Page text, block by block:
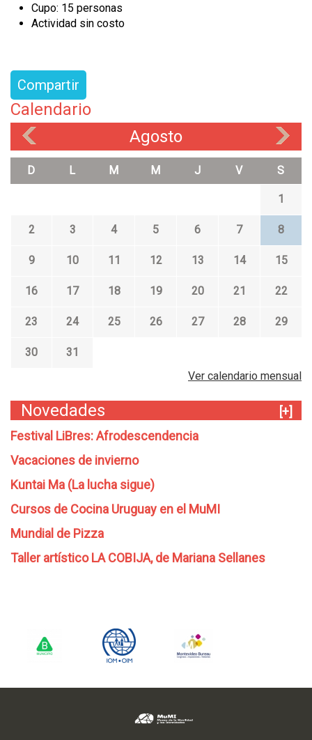
Cupo: 15 personas
Actividad sin costo
Compartir
Calendario
Agosto
D L M M J V S
1
2 3 4 5 6 7 8
9 10 11 12 13 14 15
16 17 18 19 20 21 22
23 24 25 26 27 28 29
30
31
Ver calendario mensual
Novedades
[+]
Festival LiBres: Afrodescendencia
Vacaciones de invierno
Kuntai Ma (La lucha sigue)
Cursos de Cocina Uruguay en el MuMI
Mundial de Pizza
Taller artístico LA COBIJA, de Mariana Sellanes